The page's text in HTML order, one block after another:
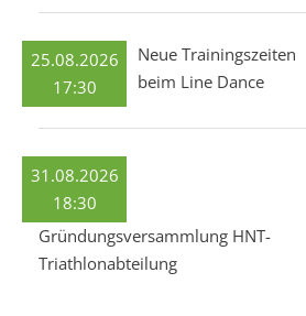
25.08.2026
17:30
Neue Trainingszeiten
beim Line Dance
31.08.2026
18:30
Gründungsversammlung HNT-
Triathlonabteilung